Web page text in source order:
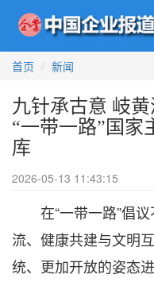
首页
新闻
九针承古意 岐
“一带一路”国家
库
2026-05-13 11:43:15
在“一带一路”倡议
流、健康共建与文明
统、更加开放的姿态